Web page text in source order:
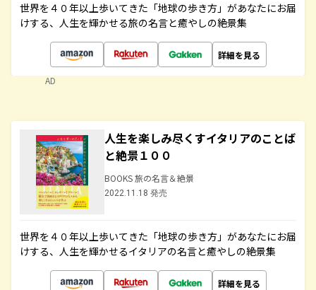
世界を４０年以上歩いてきた「地球の歩き方」があなたにお届
けする、人生を輝かせる旅の名言と癒やしの絶景集
詳細を見る
AD
人生を楽しみ尽くすイタリアのことば
と絶景１００
BOOKS 旅の名言＆絶景
2022.11.18 発売
世界を４０年以上歩いてきた「地球の歩き方」があなたにお届
けする、人生を輝かせるイタリアの名言と癒やしの絶景集
詳細を見る